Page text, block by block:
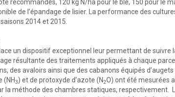
recommandés, 120 kg N/ha pour le blé, 150 pour le
de l’épandage de lisier. La performance des
2014 et 2015.
un dispositif exceptionnel leur permettant de suivre
résultante des traitements appliqués à chaque
des avaloirs ainsi que des cabanons équipés
(NH3) et de protoxyde d’azote (N2O) ont été mesurées
la méthode des chambres statiques, respectivement.